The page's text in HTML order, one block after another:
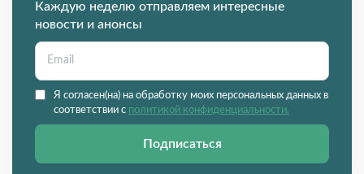
Каждую неделю отправляем интересные
новости и анонсы
Я согласен(на) на обработку моих персональных данных в
соответствии с политикой конфиденциальности.
Подписаться